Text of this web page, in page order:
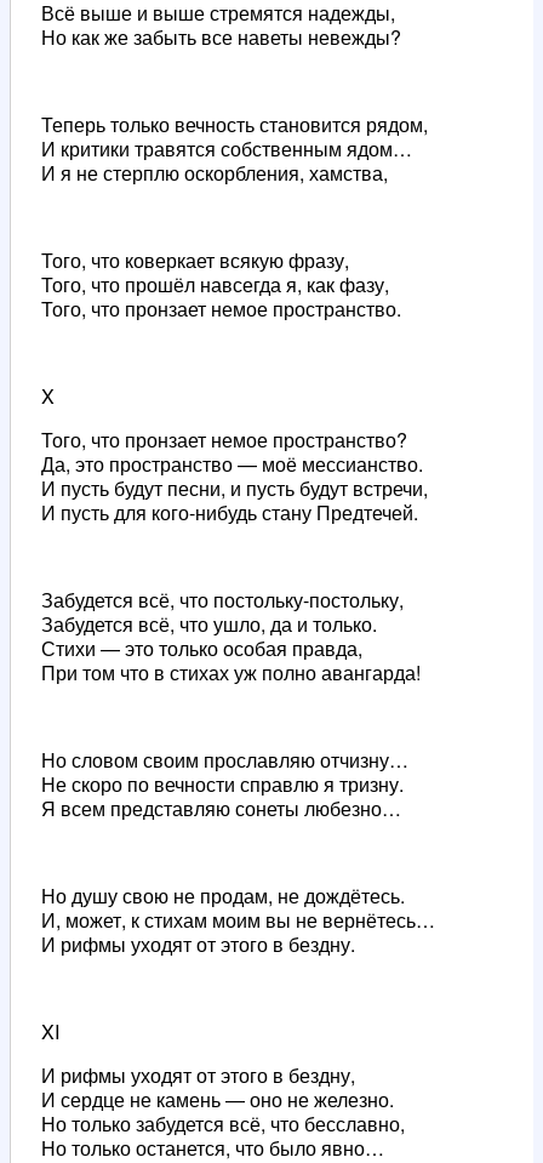
Всё выше и выше стремятся надежды,
Но как же забыть все наветы невежды?
Теперь только вечность становится рядом,
И критики травятся собственным ядом…
И я не стерплю оскорбления, хамства,
Того, что коверкает всякую фразу,
Того, что прошёл навсегда я, как фазу,
Того, что пронзает немое пространство.
X
Того, что пронзает немое пространство?
Да, это пространство — моё мессианство.
И пусть будут песни, и пусть будут встречи,
И пусть для кого-нибудь стану Предтечей.
Забудется всё, что постольку-постольку,
Забудется всё, что ушло, да и только.
Стихи — это только особая правда,
При том что в стихах уж полно авангарда!
Но словом своим прославляю отчизну…
Не скоро по вечности справлю я тризну.
Я всем представляю сонеты любезно…
Но душу свою не продам, не дождётесь.
И, может, к стихам моим вы не вернётесь…
И рифмы уходят от этого в бездну.
XI
И рифмы уходят от этого в бездну,
И сердце не камень — оно не железно.
Но только забудется всё, что бесславно,
Но только останется, что было явно…